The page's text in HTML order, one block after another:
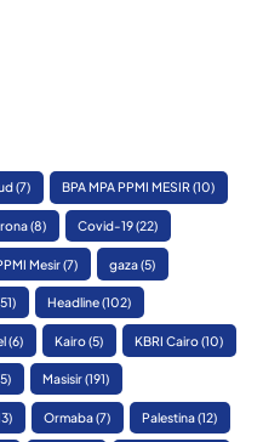
(7) BPA MPA PPMI MESIR(10)
(8) Covid-19(22)
Mesir(7) gaza(5)
Headline(102)
(6) Kairo(5) KBRI Cairo(10)
Masisir(191)
Ormaba(7) Palestina(12)